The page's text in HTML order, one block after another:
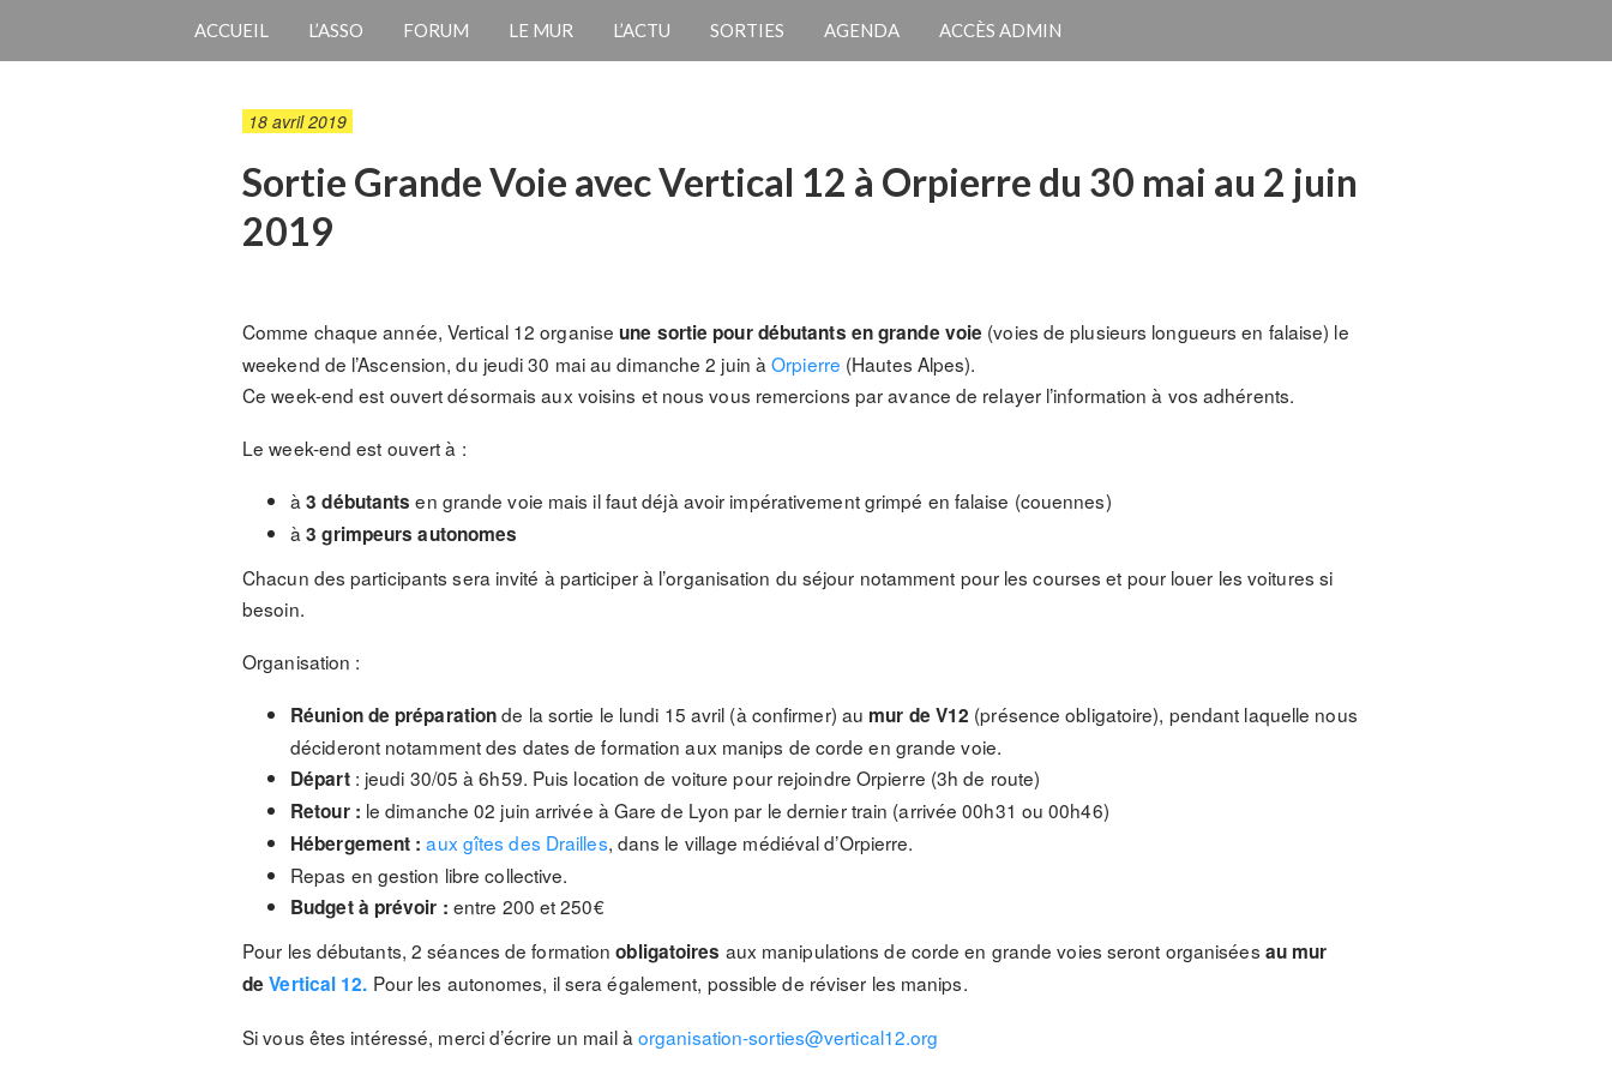
ACCUEIL L’ASSO FORUM LE MUR L’ACTU SORTIES AGENDA ACCÈS ADMIN
18 avril 2019
Sortie Grande Voie avec Vertical 12 à Orpierre du 30 mai au 2 juin
2019
Comme chaque année, Vertical 12 organise une sortie pour débutants en grande voie (voies de plusieurs longueurs en falaise) le
weekend de l’Ascension, du jeudi 30 mai au dimanche 2 juin àOrpierre (Hautes Alpes).
Ce week-end est ouvert désormais aux voisins et nous vous remercions par avance de relayer l’information à vos adhérents.
Le week-end est ouvert à :
à3 débutants en grande voie mais il faut déjà avoir impérativement grimpé en falaise (couennes)
à3 grimpeurs autonomes
Chacun des participants sera invité à participer à l’organisation du séjour notamment pour les courses et pour louer les voitures si
besoin.
Organisation :
Réunion de préparationde la sortie le lundi 15 avril (à confirmer) au mur de V12 (présence obligatoire), pendant laquelle nous
décideront notamment des dates de formation aux manips de corde en grande voie.
Départ: jeudi 30/05 à 6h59. Puis location de voiture pour rejoindre Orpierre (3h de route)
Retour : le dimanche 02 juin arrivée à Gare de Lyon par le dernier train (arrivée 00h31 ou 00h46)
Hébergement :aux gîtes des Drailles, dans le village médiéval d’Orpierre.
Repas en gestion libre collective.
Budget à prévoir : entre 200 et 250€
Pour les débutants, 2 séances de formationobligatoires aux manipulations de corde en grande voies seront organisées au mur
deVertical 12. Pour les autonomes, il sera également, possible de réviser les manips.
Si vous êtes intéressé, merci d’écrire un mail à organisation-sorties@vertical12.org